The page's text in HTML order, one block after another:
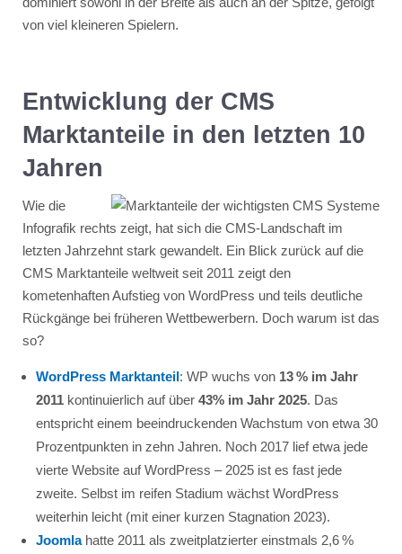
von viel kleineren Spielern.
Entwicklung der CMS
Marktanteile in den letzten 10
Jahren
Wie die
Infografik rechts zeigt, hat sich die CMS-Landschaft im
letzten Jahrzehnt stark gewandelt. Ein Blick zurück auf die
CMS Marktanteile weltweit seit 2011 zeigt den
kometenhaften Aufstieg von WordPress und teils deutliche
Rückgänge bei früheren Wettbewerbern. Doch warum ist das
so?
WordPress Marktanteil: WP wuchs von 13 % im Jahr
2011kontinuierlich auf über 43% im Jahr 2025. Das
entspricht einem beeindruckenden Wachstum von etwa 30
Prozentpunkten in zehn Jahren. Noch 2017 lief etwa jede
vierte Website auf WordPress – 2025 ist es fast jede
zweite. Selbst im reifen Stadium wächst WordPress
weiterhin leicht (mit einer kurzen Stagnation 2023).
Joomlahatte 2011 als zweitplatzierter einstmals 2,6 %